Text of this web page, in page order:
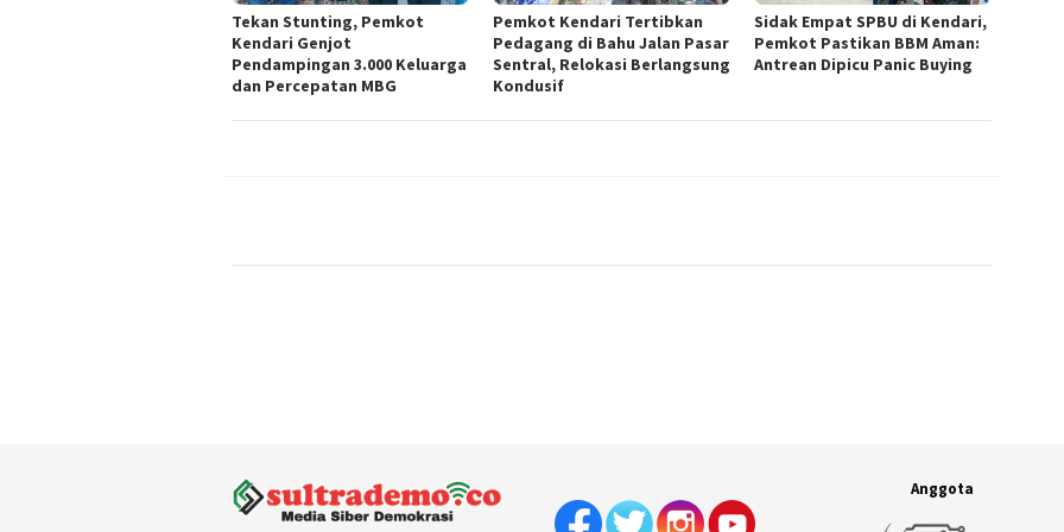
Tekan Stunting, Pemkot
Kendari Genjot
Pendampingan 3.000 Keluarga
dan Percepatan MBG
Pemkot Kendari Tertibkan
Pedagang di Bahu Jalan Pasar
Sentral, Relokasi Berlangsung
Kondusif
Sidak Empat SPBU di Kendari,
Pemkot Pastikan BBM Aman:
Antrean Dipicu Panic Buying
Anggota